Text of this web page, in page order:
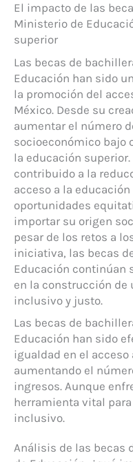
El impacto de las
Ministerio de
superior
Las becas de
Educación han sido
la promoción del
México. Desde su
aumentar el número
socioeconómico bajo
la educación
contribuido a la
acceso a la
oportunidades
importar su origen
pesar de los retos a
iniciativa, las becas
Educación continúan
en la construcción
inclusivo y justo.
Las becas de
Educación han sido
igualdad en el
aumentando el
ingresos. Aunque
herramienta vital
inclusivo.
Análisis de las becas